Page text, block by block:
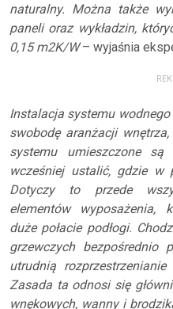
naturalny. Można także
paneli oraz wykładzin,
0,15 m2K/W– wyjaśnia
Instalacja systemu
swobodę aranżacji
systemu umieszczone
wcześniej ustalić, gdzie w
Dotyczy to przede
elementów wyposażenia,
duże połacie podłogi.
grzewczych bezpośrednio
utrudnią
Zasada ta odnosi się
wnękowych, wanny i